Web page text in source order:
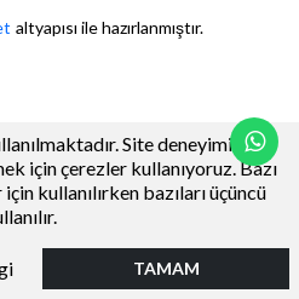
altyapısı ile hazırlanmıştır.
Site deneyiminizi
için çerezler kullanıyoruz. Bazı
kullanılırken bazıları üçüncü
TAMAM